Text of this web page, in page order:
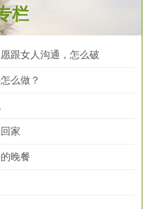
栏
跟女人沟通，怎么破
么做？
家
晚餐